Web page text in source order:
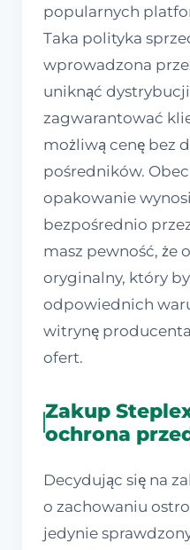
popularnych
Taka polityka
wprowadzona
uniknąć
zagwarantować
możliwą cenę bez
pośredników.
opakowanie
bezpośrednio
masz pewność, że
oryginalny, który
odpowiednich
witrynę
ofert.
Zakup
ochrona
Decydując się na
o zachowaniu
jedynie